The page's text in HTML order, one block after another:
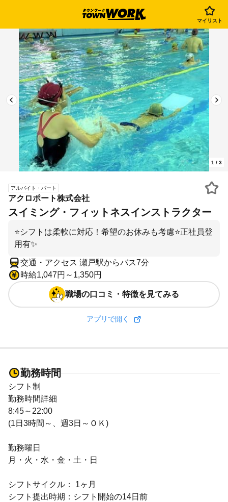
マイリスト
1 / 3
アルバイト・パート
アクロポート株式会社
スイミング・フィットネスインストラクター
⭐シフトは柔軟に対応！希望のお休みも考慮⭐正社員登
用有✨
交通・アクセス 瀬戸駅からバス7分
時給1,047円～1,350円
職場の口コミ・特徴を見てみる
アプリで開く
勤務時間
シフト制
勤務時間詳細
8:45～22:00
(1日3時間～、週3日～ＯＫ)
勤務曜日
月・火・水・金・土・日
シフトサイクル： 1ヶ月
シフト提出時期：シフト開始の14日前